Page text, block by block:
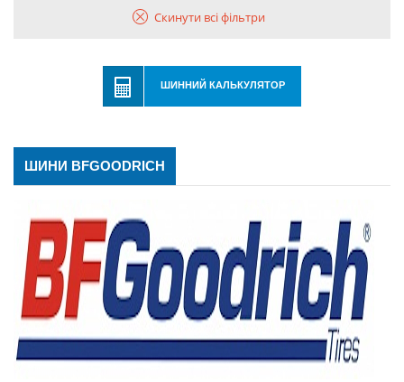
Скинути всі фільтри
ШИННИЙ КАЛЬКУЛЯТОР
ШИНИ BFGOODRICH